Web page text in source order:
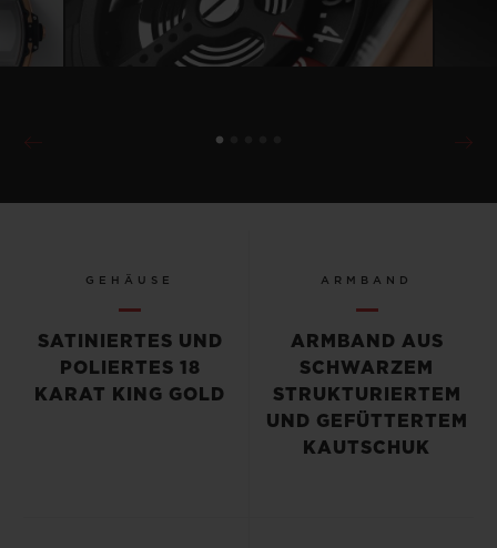
GEHÄUSE
SATINIERTES UND
POLIERTES 18
KARAT KING GOLD
ARMBAND
ARMBAND AUS
SCHWARZEM
STRUKTURIERTEM
UND GEFÜTTERTEM
KAUTSCHUK